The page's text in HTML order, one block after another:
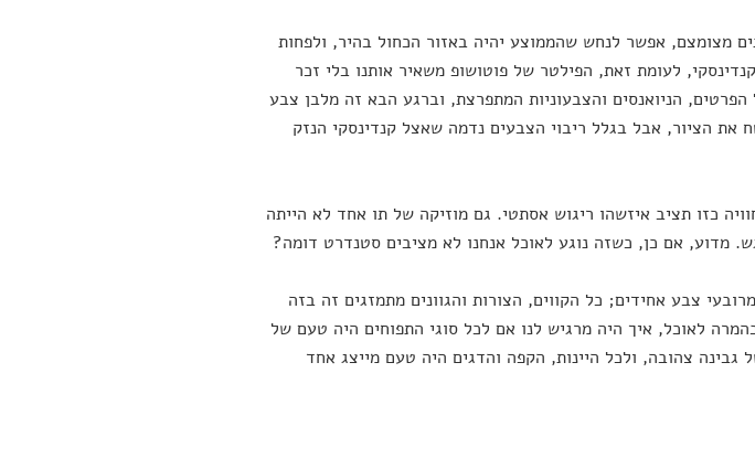
מצומצם, אפשר לנחש שהממוצע יהיה באזור הכחול בהיר, ולפחות
לעומת זאת, הפילטר של פוטושופ משאיר אותנו בלי זכר
אחד זו קומפוזיציה 7 עם כל הפרטים, הניואנסים והצבעוניות המתפרצת, וברגע הבא זה מלבן צבע
הציור, אבל בגלל ריבוי הצבעים נדמה שאצל קנדינסקי הנזק
כזו תציב איזשהו ריגוש אסתטי. גם מוזיקה של תו אחד לא הייתה
מדוע, אם כן, כשזה נוגע לאוכל אנחנו לא מציבים סטנדרט דומה?
צבע אחידים; כל הקווים, הצורות והגוונים מתמזגים זה בזה
לאוכל, איך היה מרגיש לנו אם לכל סוגי התפוחים היה טעם של
גבינה צהובה, ולכל היינות, הקפה והדגים היה טעם מייצג אחד